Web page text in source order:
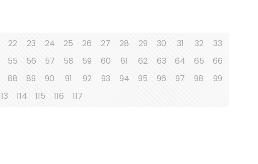
22 23 24 25 26 27 28 29 30 31 32
33
55 56 57 58 59 60 61 62 63 64 65
66
88 89 90 91 92 93 94 95 96 97 98
99
114 115 116
117